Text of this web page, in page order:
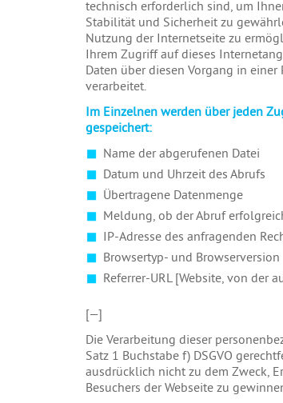
technisch erforderlich sind, um
Stabilität und Sicherheit zu
Nutzung der Internetseite zu
Ihrem Zugriff auf dieses
Daten über diesen Vorgang in
verarbeitet.
Im Einzelnen werden über jeden
gespeichert:
Name der abgerufenen Datei
Datum und Uhrzeit des Abrufs
Übertragene Datenmenge
Meldung, ob der Abruf
IP-Adresse des anfragenden
Browsertyp- und Browserversion
Referrer-URL [Website, von der
[—]
Die Verarbeitung dieser
Satz 1 Buchstabe f) DSGVO
ausdrücklich nicht zu dem Zweck,
Besuchers der Webseite zu